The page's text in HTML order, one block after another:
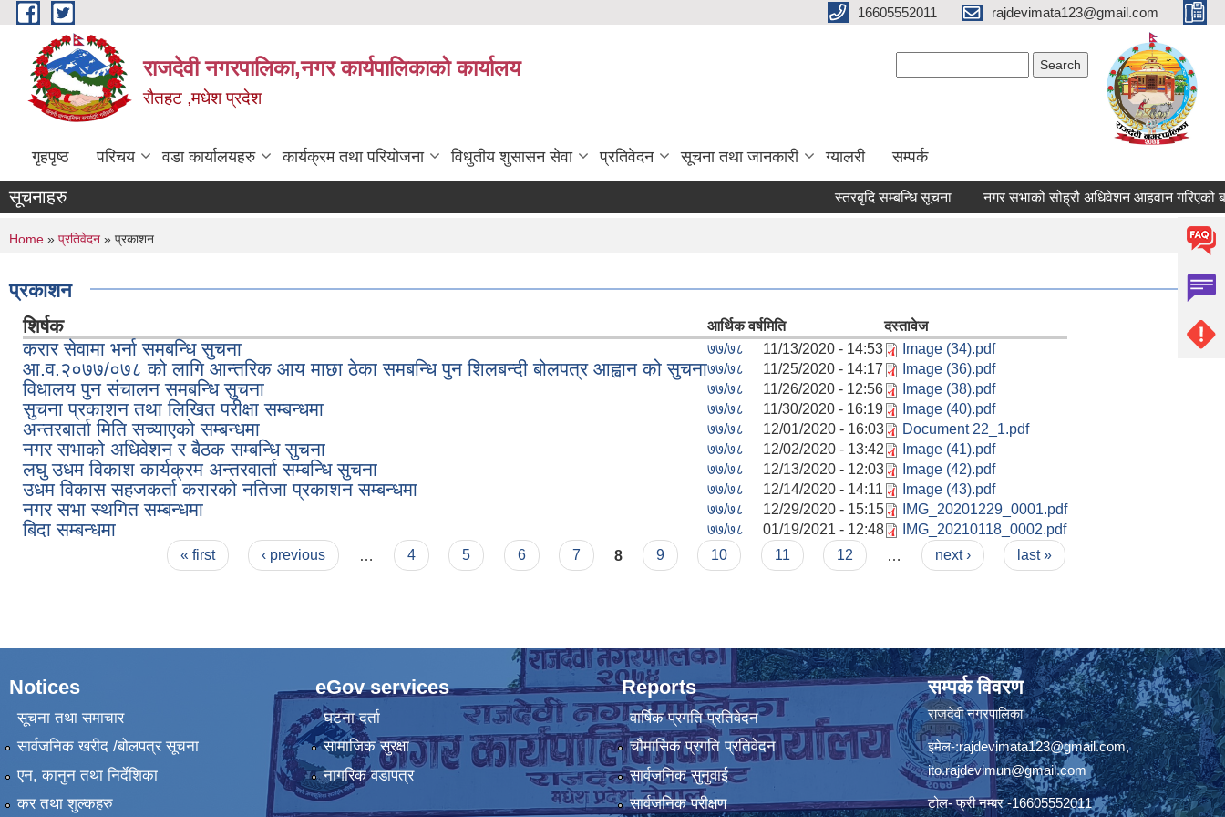
Skip to main content 16605552011 rajdevimata123@gmail.com
राजदेवी नगरपालिका,नगर कार्यपालिकाको कार्यालय
रौतहट ,मधेश प्रदेश
गृहपृष्ठ परिचय वडा कार्यालयहरु कार्यक्रम तथा परियोजना विधुतीय शुसासन सेवा प्रतिवेदन सूचना तथा जानकारी ग्यालरी सम्पर्क
सूचनाहरु स्तरबृदि सम्बन्धि सूचना नगर सभाको सोह्रौ अधिवेशन आहवान गरिएको बारे
You are here
Home » प्रतिवेदन » प्रकाशन
प्रकाशन
शिर्षक आर्थिक वर्षमिति दस्तावेज
करार सेवामा भर्ना समबन्धि सुचना ७७/७८ 11/13/2020 - 14:53 Image (34).pdf
आ.व.२०७७/०७८ को लागि आन्तरिक आय माछा ठेका समबन्धि पुन शिलबन्दी बोलपत्र आह्वान को सुचना७७/७८ 11/25/2020 - 14:17 Image (36).pdf
विधालय पुन संचालन समबन्धि सुचना ७७/७८ 11/26/2020 - 12:56 Image (38).pdf
सुचना प्रकाशन तथा लिखित परीक्षा सम्बन्धमा ७७/७८ 11/30/2020 - 16:19 Image (40).pdf
अन्तरबार्ता मिति सच्याएको सम्बन्धमा ७७/७८ 12/01/2020 - 16:03 Document 22_1.pdf
नगर सभाको अधिवेशन र बैठक सम्बन्धि सुचना ७७/७८ 12/02/2020 - 13:42 Image (41).pdf
लघु उधम विकाश कार्यक्रम अन्तरवार्ता सम्बन्धि सुचना ७७/७८ 12/13/2020 - 12:03 Image (42).pdf
उधम विकास सहजकर्ता करारको नतिजा प्रकाशन सम्बन्धमा ७७/७८ 12/14/2020 - 14:11 Image (43).pdf
नगर सभा स्थगित सम्बन्धमा ७७/७८ 12/29/2020 - 15:15 IMG_20201229_0001.pdf
बिदा सम्बन्धमा ७७/७८ 01/19/2021 - 12:48 IMG_20210118_0002.pdf
« first ‹ previous 4 5 6 7 8 9 10 11 12 next › last »
Notices
सूचना तथा समाचार
सार्वजनिक खरीद /बोलपत्र सूचना
एन, कानुन तथा निर्देशिका
कर तथा शुल्कहरु
eGov services
घटना दर्ता
सामाजिक सुरक्षा
नागरिक वडापत्र
Reports
वार्षिक प्रगति प्रतिवेदन
चौमासिक प्रगति प्रतिवेदन
सार्वजनिक सुनुवाई
सार्वजनिक परीक्षण
सम्पर्क विवरण
राजदेवी नगरपालिका
इमेल-:rajdevimata123@gmail.com,
ito.rajdevimun@gmail.com
टोल- फ्री नम्बर -16605552011